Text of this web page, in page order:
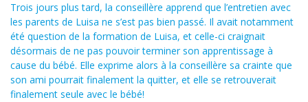
Trois jours plus tard, la conseillère apprend que l’entretien avec
les parents de Luisa ne s’est pas bien passé. Il avait notamment
été question de la formation de Luisa, et celle-ci craignait
désormais de ne pas pouvoir terminer son apprentissage à
cause du bébé. Elle exprime alors à la conseillère sa crainte que
son ami pourrait finalement la quitter, et elle se retrouverait
finalement seule avec le bébé!